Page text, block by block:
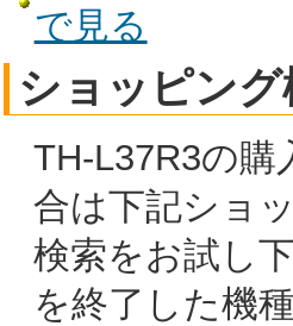
で見る
ショッピング
TH-L37R3の購
合は下記ショ
検索をお試し
を終了した機